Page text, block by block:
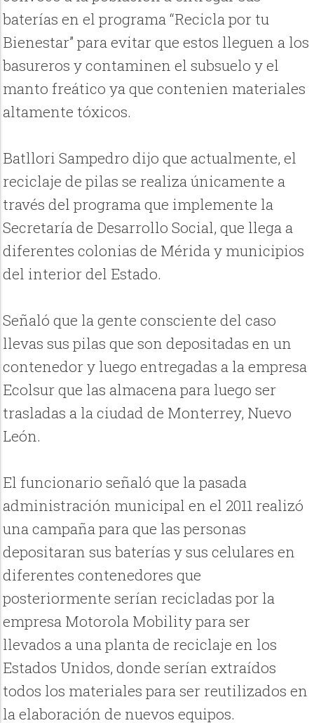
baterías en el programa “Recicla por tu
Bienestar” para evitar que estos lleguen a los
basureros y contaminen el subsuelo y el
manto freático ya que contenien materiales
altamente tóxicos.
Batllori Sampedro dijo que actualmente, el
reciclaje de pilas se realiza únicamente a
través del programa que implemente la
Secretaría de Desarrollo Social, que llega a
diferentes colonias de Mérida y municipios
del interior del Estado.
Señaló que la gente consciente del caso
llevas sus pilas que son depositadas en un
contenedor y luego entregadas a la empresa
Ecolsur que las almacena para luego ser
trasladas a la ciudad de Monterrey, Nuevo
León.
El funcionario señaló que la pasada
administración municipal en el 2011 realizó
una campaña para que las personas
depositaran sus baterías y sus celulares en
diferentes contenedores que
posteriormente serían recicladas por la
empresa Motorola Mobility para ser
llevados a una planta de reciclaje en los
Estados Unidos, donde serían extraídos
todos los materiales para ser reutilizados en
la elaboración de nuevos equipos.